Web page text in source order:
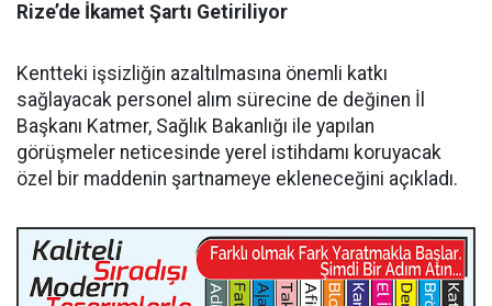
Rize’de İkamet Şartı Getiriliyor
Kentteki işsizliğin azaltılmasına önemli katkı
sağlayacak personel alım sürecine de değinen İl
Başkanı Katmer, Sağlık Bakanlığı ile yapılan
görüşmeler neticesinde yerel istihdamı koruyacak
özel bir maddenin şartnameye ekleneceğini açıkladı.